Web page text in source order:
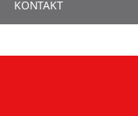
KONTAKT